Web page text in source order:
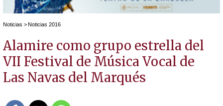
Noticias > Noticias 2016
Alamire como grupo estrella del
VII Festival de Música Vocal de
Las Navas del Marqués